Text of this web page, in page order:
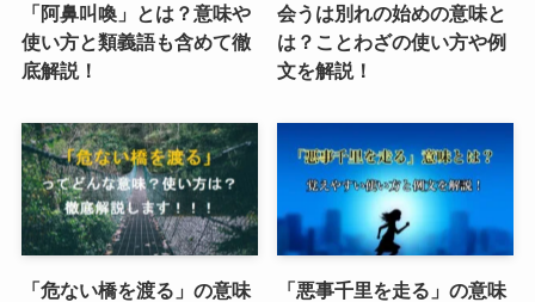
「阿鼻叫喚」とは？意味や
使い方と類義語も含めて徹
底解説！
会うは別れの始めの意味と
は？ことわざの使い方や例
文を解説！
「危ない橋を渡る」の意味
「悪事千里を走る」の意味